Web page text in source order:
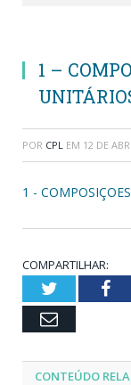
1 –
POR CPL EM 12 DE
1 -
COMPARTILHAR:
Twitter
Email
CONTEÚDO